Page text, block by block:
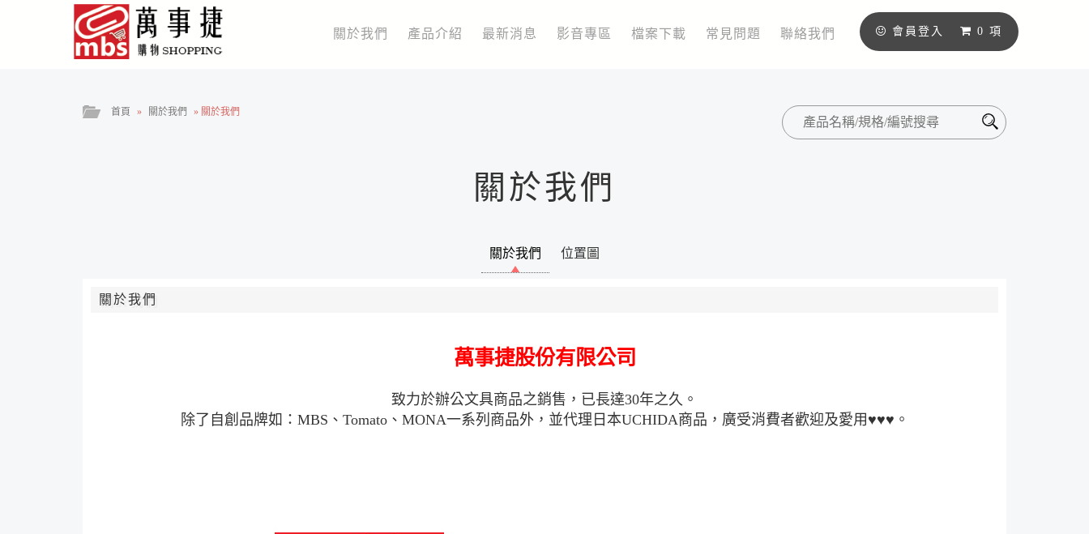
會員登入 0 項
關於我們 產品介紹 最新消息 影音專區 檔案下載 常見問題 聯絡我們
首頁 » 關於我們 » 關於我們
關於我們
關於我們 位置圖
關於我們
萬事捷股份有限公司
致力於辦公文具商品之銷售，已長達30年之久。
除了自創品牌如：MBS、Tomato、MONA一系列商品外，並代理日本UCHIDA商品，廣受消費者歡迎及愛用♥♥♥。